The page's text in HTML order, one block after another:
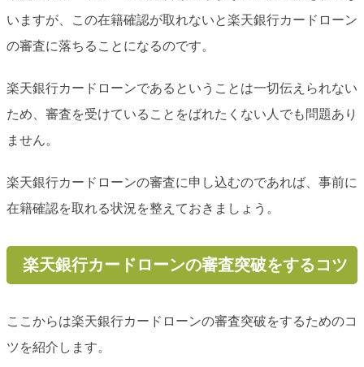
いますが、この在籍確認が取れないと楽天銀行カードローン
の審査に落ちることになるのです。
楽天銀行カードローンであるということは一切伝えられない
ため、審査を受けていることをばれたくない人でも問題あり
ません。
楽天銀行カードローンの審査に申し込むのであれば、事前に
在籍確認を取れる状況を整えておきましょう。
楽天銀行カードローンの審査突破をするコツ
ここからは楽天銀行カードローンの審査突破をするためのコ
ツを紹介します。